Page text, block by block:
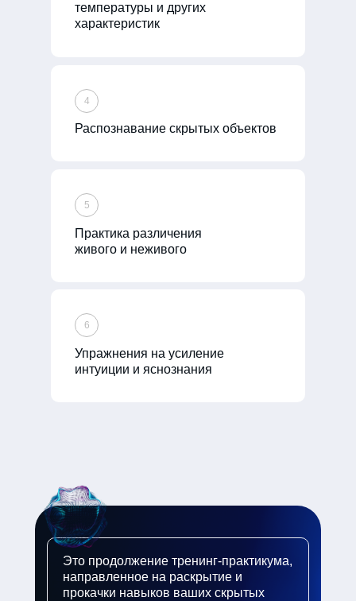
6
Упражнения на усиление
интуиции и яснознания
5
Практика различения
живого и неживого
4
Распознавание скрытых объектов
температуры и других
характеристик
Это продолжение тренинг-практикума,
направленное на раскрытие и
прокачки навыков ваших скрытых